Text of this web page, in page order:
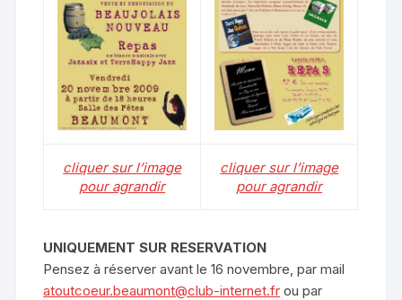
cliquer sur l’image
pour agrandir
cliquer sur l’image
pour agrandir
UNIQUEMENT SUR RESERVATION
Pensez à réserver avant le 16 novembre, par mail
atoutcoeur.beaumont@club-internet.fr ou par